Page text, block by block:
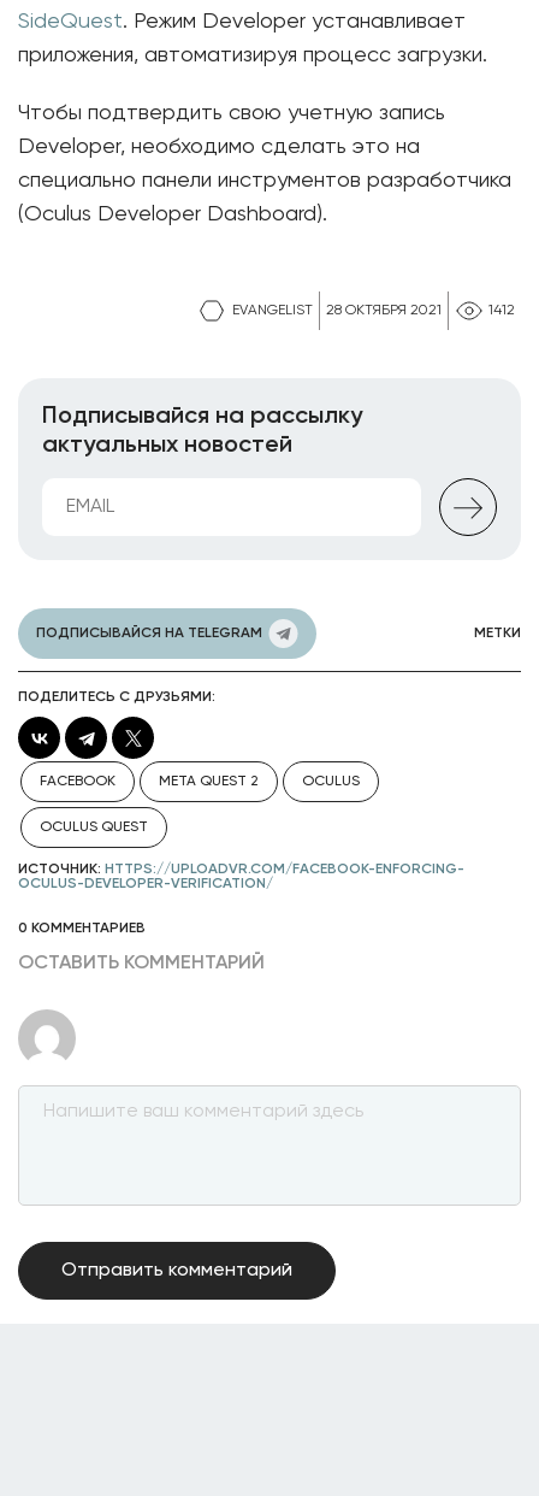
EVANGELIST 28 ОКТЯБРЯ 2021 1412
SideQuest. Режим Developer устанавливает
приложения, автоматизируя процесс загрузки.
Чтобы подтвердить свою учетную запись
Developer, необходимо сделать это на
специально панели инструментов разработчика
(Oculus Developer Dashboard).
Подписывайся на рассылку
актуальных новостей
ПОДПИСЫВАЙСЯ НА TELEGRAM МЕТКИ
ПОДЕЛИТЕСЬ С ДРУЗЬЯМИ:
FACEBOOK META QUEST 2 OCULUS
OCULUS QUEST
ИСТОЧНИК: HTTPS://UPLOADVR.COM/FACEBOOK-ENFORCING-
OCULUS-DEVELOPER-VERIFICATION/
0 КОММЕНТАРИЕВ
ОСТАВИТЬ КОММЕНТАРИЙ